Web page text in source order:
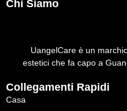
Chi Siamo
UangelCare è un
estetici che fa capo a
Collegamenti Rapidi
Casa